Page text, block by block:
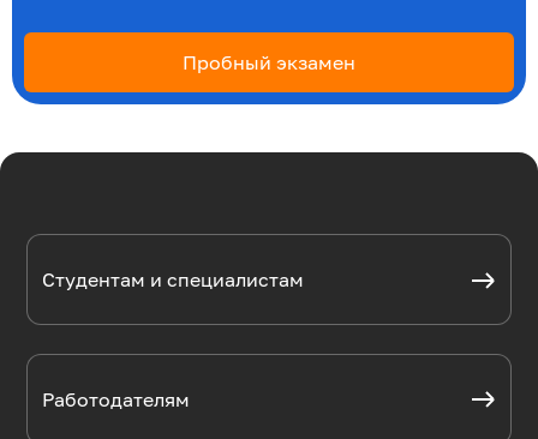
Пробный экзамен
Студентам и специалистам
Работодателям